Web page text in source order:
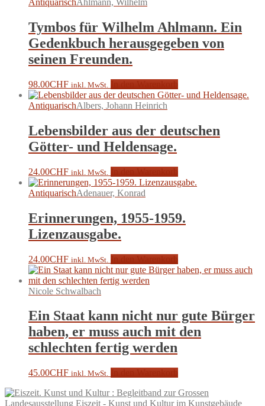
AntiquarischAhlmann, Wilhelm
Tymbos für Wilhelm Ahlmann. Ein
Gedenkbuch herausgegeben von
seinen Freunden.
98.00CHF inkl. MwSt.
AntiquarischAlbers, Johann Heinrich
Lebensbilder aus der deutschen
Götter- und Heldensage.
24.00CHF inkl. MwSt.
AntiquarischAdenauer, Konrad
Erinnerungen, 1955-1959.
Lizenzausgabe.
24.00CHF inkl. MwSt.
Nicole Schwalbach
Ein Staat kann nicht nur gute Bürger
haben, er muss auch mit den
schlechten fertig werden
45.00CHF inkl. MwSt.